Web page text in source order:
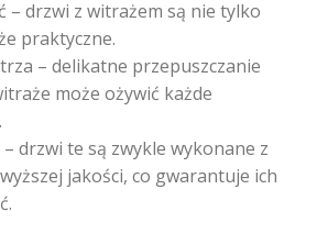
– drzwi z witrażem są nie tylko
praktyczne.
– delikatne przepuszczanie
może ożywić każde
drzwi te są zwykle wykonane z
jakości, co gwarantuje ich